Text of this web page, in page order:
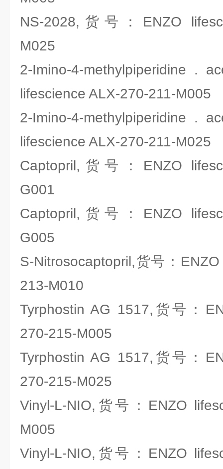
NS-2028,货号：ENZO
M025
2-Imino-4-methylpiperidine .
lifescience ALX-270-211-M005
2-Imino-4-methylpiperidine .
lifescience ALX-270-211-M025
Captopril,货号：ENZO
G001
Captopril,货号：ENZO
G005
S-Nitrosocaptopril,货号：
213-M010
Tyrphostin AG 1517,货号：
270-215-M005
Tyrphostin AG 1517,货号：
270-215-M025
Vinyl-L-NIO,货号：ENZO
M005
Vinyl-L-NIO,货号：ENZO